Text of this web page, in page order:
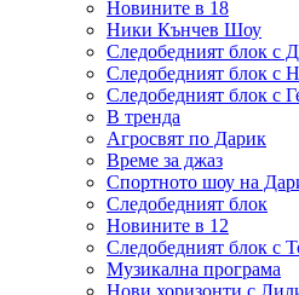
Новините в 18
Ники Кънчев Шоу
Следобедният блок с
Следобедният блок с
Следобедният блок с
В тренда
Агросвят по Дарик
Време за джаз
Спортното шоу на
Следобедният блок
Новините в 12
Следобедният блок с
Музикална програма
Нови хоризонти с